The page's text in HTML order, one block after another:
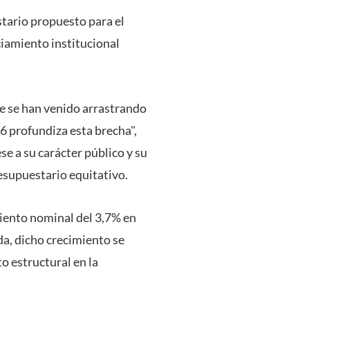
propuesto para el
institucional
se han venido arrastrando
profundiza esta brecha",
a su carácter público y su
equitativo.
nominal del 3,7% en
dicho crecimiento se
estructural en la